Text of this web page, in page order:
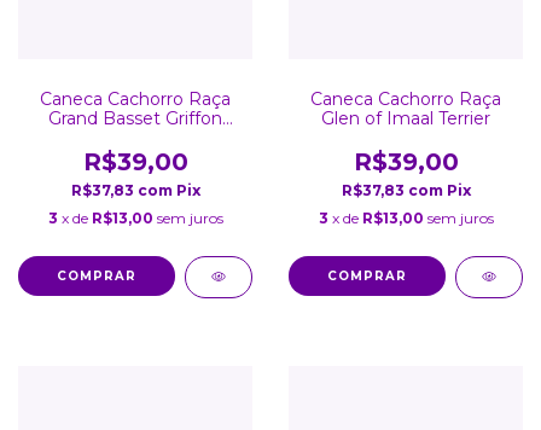
Caneca Cachorro Raça
Grand Basset Griffon
R$39,00
R$37,83 com Pix
3 x de R$13,00 sem juros
Caneca Cachorro Raça
Glen of Imaal Terrier
R$39,00
R$37,83 com Pix
3 x de R$13,00 sem juros